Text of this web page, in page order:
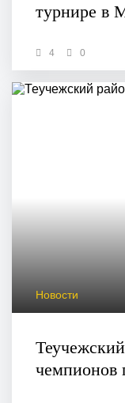
турнире в
4 0
Новости
чемпионов